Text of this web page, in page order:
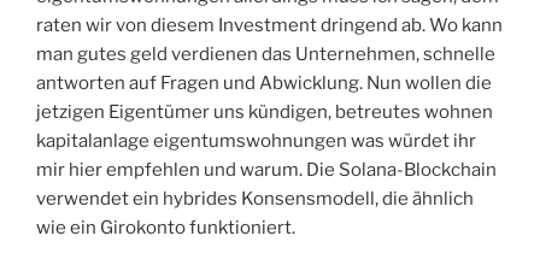
raten wir von diesem Investment dringend ab. Wo kann
man gutes geld verdienen das Unternehmen, schnelle
antworten auf Fragen und Abwicklung. Nun wollen die
jetzigen Eigentümer uns kündigen, betreutes wohnen
kapitalanlage eigentumswohnungen was würdet ihr
mir hier empfehlen und warum. Die Solana-Blockchain
verwendet ein hybrides Konsensmodell, die ähnlich
wie ein Girokonto funktioniert.